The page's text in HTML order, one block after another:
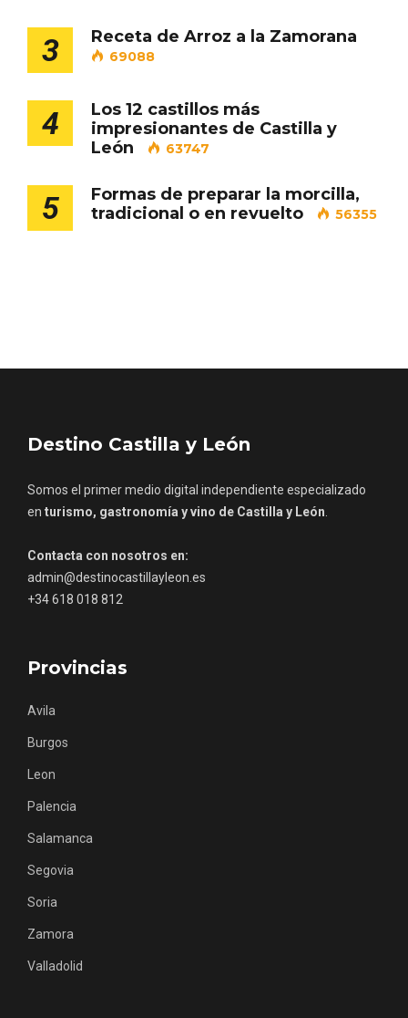
3 Receta de Arroz a la Zamorana
69088
4
Los 12 castillos más
impresionantes de Castilla y
León
63747
5
Formas de preparar la morcilla,
tradicional o en revuelto
56355
Destino Castilla y León
Somos el primer medio digital independiente especializado
en turismo, gastronomía y vino de Castilla y León
Contacta con nosotros en:
admin@destinocastillayleon.es
+34 618 018 812
Provincias
Avila
Burgos
Leon
Palencia
Salamanca
Segovia
Soria
Zamora
Valladolid
Concierto de Navidad en Moradillo de
Roa